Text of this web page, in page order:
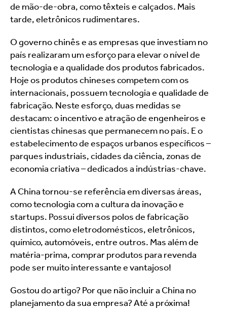
de mão-de-obra, como têxteis e calçados. Mais
tarde, eletrônicos rudimentares.
O governo chinês e as empresas que investiam no
país realizaram um esforço para elevar o nível de
tecnologia e a qualidade dos produtos fabricados.
Hoje os produtos chineses competem com os
internacionais, possuem tecnologia e qualidade de
fabricação. Neste esforço, duas medidas se
destacam: o incentivo e atração de engenheiros e
cientistas chinesas que permanecem no país. E o
estabelecimento de espaços urbanos específicos –
parques industriais, cidades da ciência, zonas de
economia criativa – dedicados a indústrias-chave.
A China tornou-se referência em diversas áreas,
como tecnologia com a cultura da inovação e
startups. Possui diversos polos de fabricação
distintos, como eletrodomésticos, eletrônicos,
químico, automóveis, entre outros. Mas além de
matéria-prima, comprar produtos para revenda
pode ser muito interessante e vantajoso!
Gostou do artigo? Por que não incluir a China no
planejamento da sua empresa? Até a próxima!